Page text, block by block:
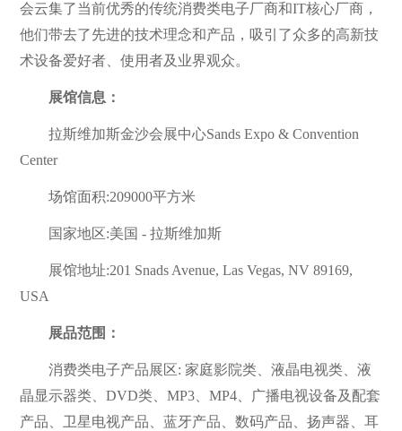
会云集了当前优秀的传统消费类电子厂商和IT核心厂商，
他们带去了先进的技术理念和产品，吸引了众多的高新技
术设备爱好者、使用者及业界观众。
展馆信息：
拉斯维加斯金沙会展中心Sands Expo & Convention
Center
场馆面积:209000平方米
国家地区:美国 - 拉斯维加斯
展馆地址:201 Snads Avenue, Las Vegas, NV 89169,
USA
展品范围：
消费类电子产品展区: 家庭影院类、液晶电视类、液
晶显示器类、DVD类、MP3、MP4、广播电视设备及配套
产品、卫星电视产品、蓝牙产品、数码产品、扬声器、耳